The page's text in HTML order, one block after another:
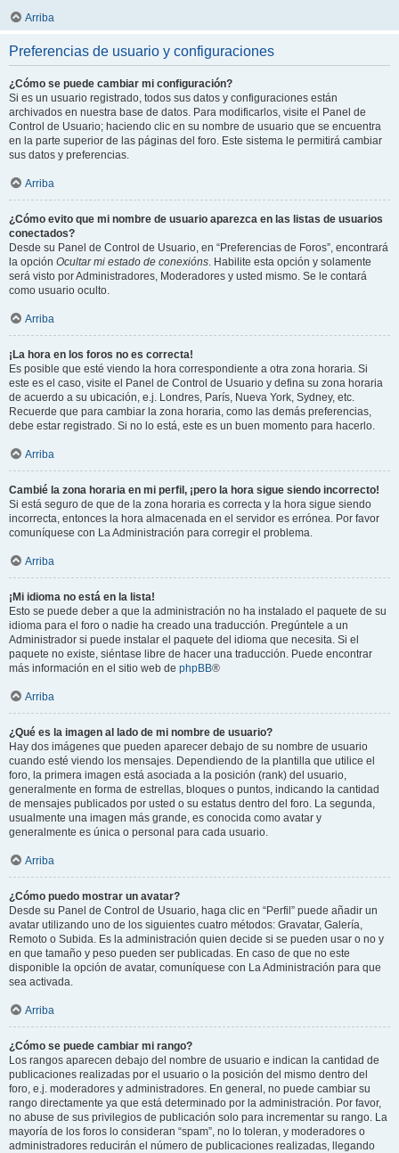
Arriba
Preferencias de usuario y configuraciones
¿Cómo se puede cambiar mi configuración?
Si es un usuario registrado, todos sus datos y configuraciones están
archivados en nuestra base de datos. Para modificarlos, visite el Panel de
Control de Usuario; haciendo clic en su nombre de usuario que se encuentra
en la parte superior de las páginas del foro. Este sistema le permitirá cambiar
sus datos y preferencias.
Arriba
¿Cómo evito que mi nombre de usuario aparezca en las listas de usuarios
conectados?
Desde su Panel de Control de Usuario, en “Preferencias de Foros”, encontrará
la opción Ocultar mi estado de conexións. Habilite esta opción y solamente
será visto por Administradores, Moderadores y usted mismo. Se le contará
como usuario oculto.
Arriba
¡La hora en los foros no es correcta!
Es posible que esté viendo la hora correspondiente a otra zona horaria. Si
este es el caso, visite el Panel de Control de Usuario y defina su zona horaria
de acuerdo a su ubicación, e.j. Londres, París, Nueva York, Sydney, etc.
Recuerde que para cambiar la zona horaria, como las demás preferencias,
debe estar registrado. Si no lo está, este es un buen momento para hacerlo.
Arriba
Cambié la zona horaria en mi perfil, ¡pero la hora sigue siendo incorrecto!
Si está seguro de que de la zona horaria es correcta y la hora sigue siendo
incorrecta, entonces la hora almacenada en el servidor es errónea. Por favor
comuníquese con La Administración para corregir el problema.
Arriba
¡Mi idioma no está en la lista!
Esto se puede deber a que la administración no ha instalado el paquete de su
idioma para el foro o nadie ha creado una traducción. Pregúntele a un
Administrador si puede instalar el paquete del idioma que necesita. Si el
paquete no existe, siéntase libre de hacer una traducción. Puede encontrar
más información en el sitio web de phpBB®
Arriba
¿Qué es la imagen al lado de mi nombre de usuario?
Hay dos imágenes que pueden aparecer debajo de su nombre de usuario
cuando esté viendo los mensajes. Dependiendo de la plantilla que utilice el
foro, la primera imagen está asociada a la posición (rank) del usuario,
generalmente en forma de estrellas, bloques o puntos, indicando la cantidad
de mensajes publicados por usted o su estatus dentro del foro. La segunda,
usualmente una imagen más grande, es conocida como avatar y
generalmente es única o personal para cada usuario.
Arriba
¿Cómo puedo mostrar un avatar?
Desde su Panel de Control de Usuario, haga clic en “Perfil” puede añadir un
avatar utilizando uno de los siguientes cuatro métodos: Gravatar, Galería,
Remoto o Subida. Es la administración quien decide si se pueden usar o no y
en que tamaño y peso pueden ser publicadas. En caso de que no este
disponible la opción de avatar, comuníquese con La Administración para que
sea activada.
Arriba
¿Cómo se puede cambiar mi rango?
Los rangos aparecen debajo del nombre de usuario e indican la cantidad de
publicaciones realizadas por el usuario o la posición del mismo dentro del
foro, e.j. moderadores y administradores. En general, no puede cambiar su
rango directamente ya que está determinado por la administración. Por favor,
no abuse de sus privilegios de publicación solo para incrementar su rango. La
mayoría de los foros lo consideran “spam”, no lo toleran, y moderadores o
administradores reducirán el número de publicaciones realizadas, llegando